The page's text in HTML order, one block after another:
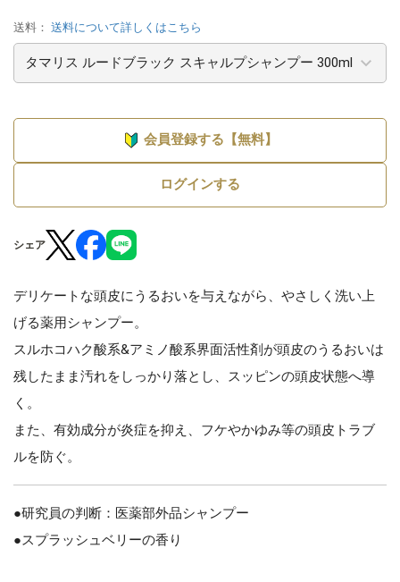
送料： 送料について詳しくはこちら
会員登録する【無料】
ログインする
シェア
デリケートな頭皮にうるおいを与えながら、やさしく洗い上
げる薬用シャンプー。
スルホコハク酸系&アミノ酸系界面活性剤が頭皮のうるおいは
残したまま汚れをしっかり落とし、スッピンの頭皮状態へ導
く。
また、有効成分が炎症を抑え、フケやかゆみ等の頭皮トラブ
ルを防ぐ。
●研究員の判断：医薬部外品シャンプー
●スプラッシュベリーの香り